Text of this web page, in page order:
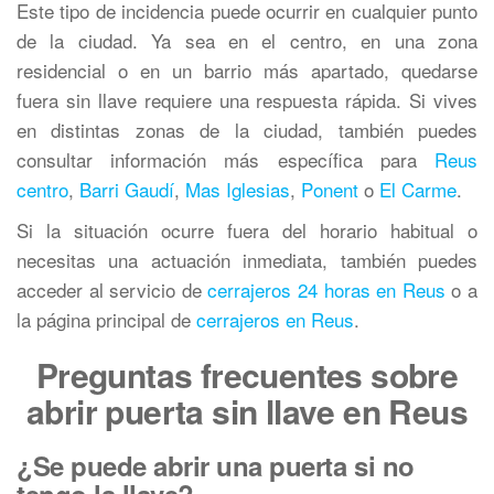
Este tipo de incidencia puede ocurrir en cualquier punto
de la ciudad. Ya sea en el centro, en una zona
residencial o en un barrio más apartado, quedarse
fuera sin llave requiere una respuesta rápida. Si vives
en distintas zonas de la ciudad, también puedes
consultar información más específica para Reus
centro, Barri Gaudí, Mas Iglesias, Ponent o El Carme.
Si la situación ocurre fuera del horario habitual o
necesitas una actuación inmediata, también puedes
acceder al servicio decerrajeros 24 horas en Reus o a
la página principal de cerrajeros en Reus.
Preguntas frecuentes sobre
abrir puerta sin llave en Reus
¿Se puede abrir una puerta si no